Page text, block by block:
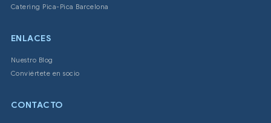
Catering Pica-Pica Barcelona
ENLACES
Nuestro Blog
Conviértete en socio
CONTACTO